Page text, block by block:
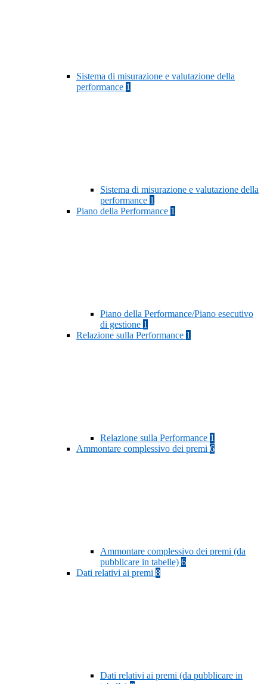
Sistema di misurazione e valutazione della
performance 1
Sistema di misurazione e valutazione della
performance 1
Piano della Performance 1
Piano della Performance/Piano esecutivo
di gestione 1
Relazione sulla Performance 1
Relazione sulla Performance 1
Ammontare complessivo dei premi 6
Ammontare complessivo dei premi (da
pubblicare in tabelle) 6
Dati relativi ai premi 8
Dati relativi ai premi (da pubblicare in